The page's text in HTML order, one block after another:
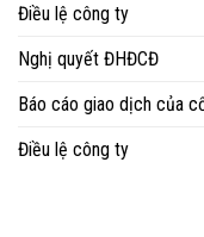
Điều lệ công ty
Nghị quyết ĐHĐCĐ
Báo cáo giao dịch của
Điều lệ công ty